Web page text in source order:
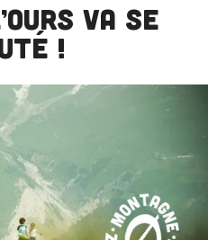
va se
!